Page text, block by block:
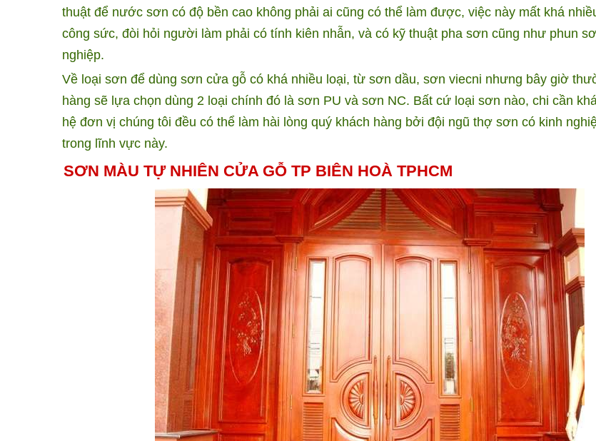
thuật để nước sơn có độ bền cao không phải ai cũng có thể làm được, việc này mất khá
công sức, đòi hỏi người làm phải có tính kiên nhẫn, và có kỹ thuật pha sơn cũng như phun
nghiệp.
Về loại sơn để dùng sơn cửa gỗ có khá nhiều loại, từ sơn dầu, sơn viecni nhưng bây giờ
hàng sẽ lựa chọn dùng 2 loại chính đó là sơn PU và sơn NC. Bất cứ loại sơn nào, chi cần
hệ đơn vị chúng tôi đều có thể làm hài lòng quý khách hàng bởi đội ngũ thợ sơn có kinh
trong lĩnh vực này.
SƠN MÀU TỰ NHIÊN CỬA GỖ TP BIÊN HOÀ TPHCM